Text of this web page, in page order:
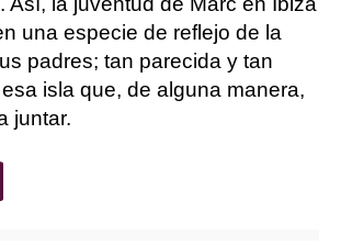
una especie de reflejo de la
padres; tan parecida y tan
isla que, de alguna manera,
juntar.